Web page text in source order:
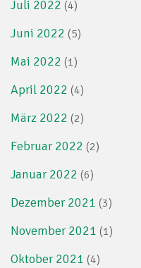
Juli 2022 (4)
Juni 2022 (5)
Mai 2022 (1)
April 2022 (4)
März 2022 (2)
Februar 2022 (2)
Januar 2022 (6)
Dezember 2021 (3)
November 2021 (1)
Oktober 2021 (4)